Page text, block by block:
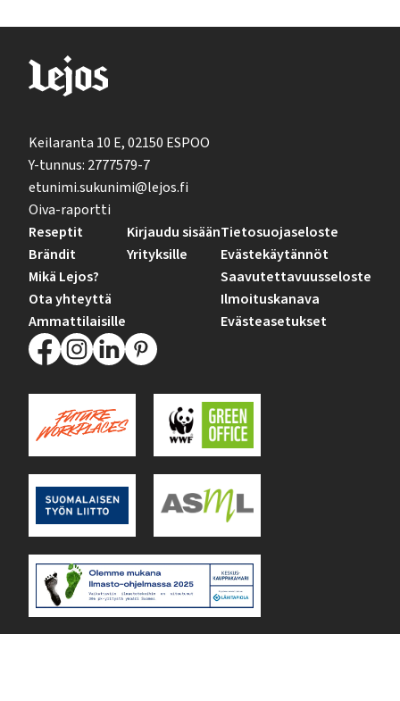
Keilaranta 10 E, 02150 ESPOO
Y-tunnus: 2777579-7
etunimi.sukunimi@lejos.fi
Oiva-raportti
Reseptit
Brändit
Mikä Lejos?
Ota yhteyttä
Ammattilaisille
Kirjaudu sisään
Yrityksille
Tietosuojaseloste
Evästekäytännöt
Saavutettavuusseloste
Ilmoituskanava
Evästeasetukset